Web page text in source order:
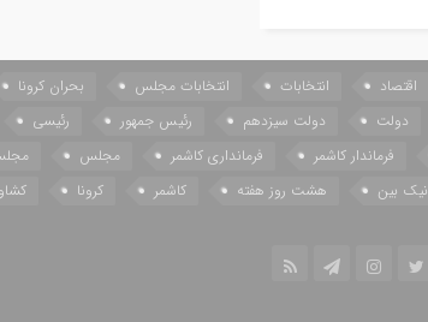
اقتصاد انتخابات انتخابات مجلس بحران کرونا
دولت دولت سیزدهم رئیس جمهور رئیسی
فرماندار کاشمر فرمانداری کاشمر مجلس
نیک بین هشت روز هفته کاشمر کرونا